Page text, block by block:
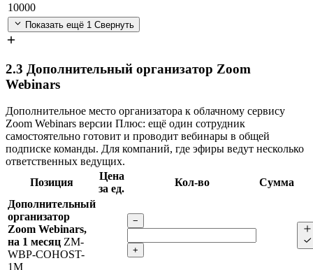
10000
Показать ещё 1 Свернуть
2.3 Дополнительный организатор Zoom
Webinars
Дополнительное место организатора к облачному сервису
Zoom Webinars версии Плюс: ещё один сотрудник
самостоятельно готовит и проводит вебинары в общей
подписке команды. Для компаний, где эфиры ведут несколько
ответственных ведущих.
Позиция
Цена
за ед.
Кол-во
Сумма
Дополнительный
организатор
Zoom Webinars,
на 1 месяц ZM-
WBP-COHOST-
1M
−
+